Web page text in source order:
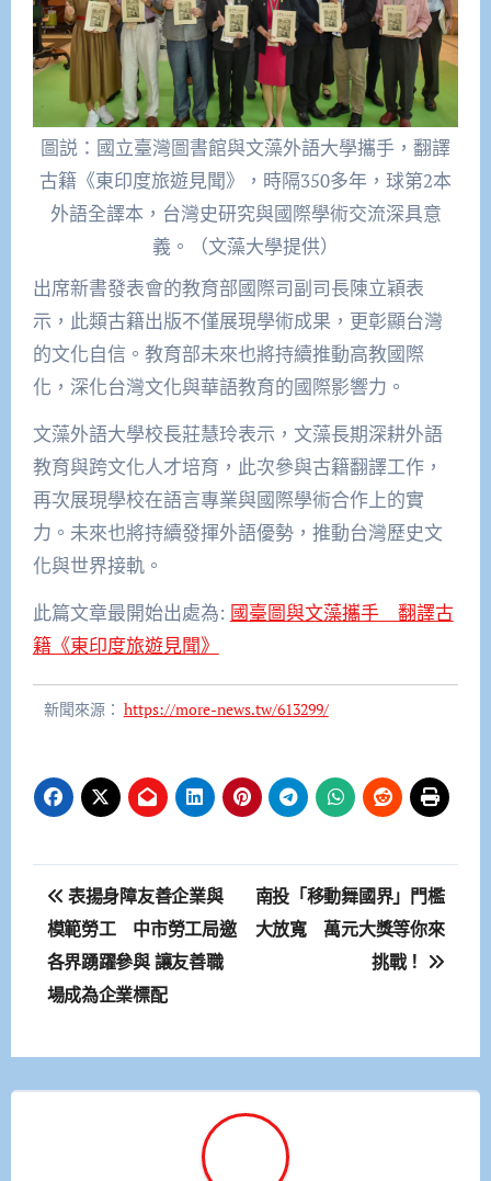
圖説：國立臺灣圖書館與文藻外語大學攜手，翻譯
古籍《東印度旅遊見聞》，時隔350多年，球第2本
外語全譯本，台灣史研究與國際學術交流深具意
義。（文藻大學提供）
出席新書發表會的教育部國際司副司長陳立穎表
示，此類古籍出版不僅展現學術成果，更彰顯台灣
的文化自信。教育部未來也將持續推動高教國際
化，深化台灣文化與華語教育的國際影響力。
文藻外語大學校長莊慧玲表示，文藻長期深耕外語
教育與跨文化人才培育，此次參與古籍翻譯工作，
再次展現學校在語言專業與國際學術合作上的實
力。未來也將持續發揮外語優勢，推動台灣歷史文
化與世界接軌。
此篇文章最開始出處為: 國臺圖與文藻攜手 翻譯古
籍《東印度旅遊見聞》
新聞來源： https://more-news.tw/613299/
文
章
導
表揚身障友善企業與
模範勞工 中市勞工局邀
各界踴躍參與 讓友善職
場成為企業標配
南投「移動舞國界」門檻
大放寬 萬元大獎等你來
挑戰！